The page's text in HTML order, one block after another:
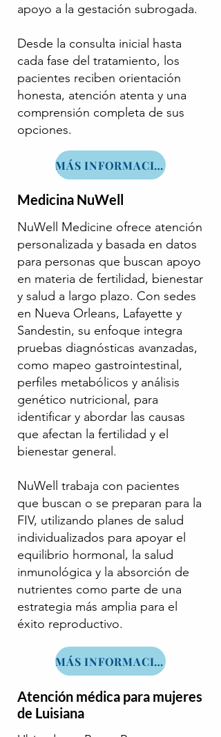
apoyo a la gestación subrogada.
Desde la consulta inicial hasta
cada fase del tratamiento, los
pacientes reciben orientación
honesta, atención atenta y una
comprensión completa de sus
opciones.
MÁS INFORMACIÓN
Medicina NuWell
NuWell Medicine ofrece atención
personalizada y basada en datos
para personas que buscan apoyo
en materia de fertilidad, bienestar
y salud a largo plazo. Con sedes
en Nueva Orleans, Lafayette y
Sandestin, su enfoque integra
pruebas diagnósticas avanzadas,
como mapeo gastrointestinal,
perfiles metabólicos y análisis
genético nutricional, para
identificar y abordar las causas
que afectan la fertilidad y el
bienestar general.
NuWell trabaja con pacientes
que buscan o se preparan para la
FIV, utilizando planes de salud
individualizados para apoyar el
equilibrio hormonal, la salud
inmunológica y la absorción de
nutrientes como parte de una
estrategia más amplia para el
éxito reproductivo.
MÁS INFORMACIÓN
Atención médica para mujeres
de Luisiana